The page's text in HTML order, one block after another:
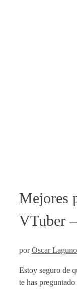
Mejores
VTuber
porOscar Laguno
Estoy seguro de
te has